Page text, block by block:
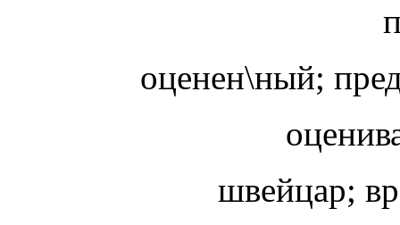
оценен\ный;
швейцар;